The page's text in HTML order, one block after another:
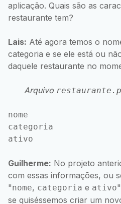
aplicação. Quais são as
restaurante tem?
Lais: Até agora temos o
categoria e se ele está ou
daquele restaurante no
Arquivo
nome
categoria
Guilherme: No projeto
com essas informações, ou
"nome, categoria e ativo
se quiséssemos criar um